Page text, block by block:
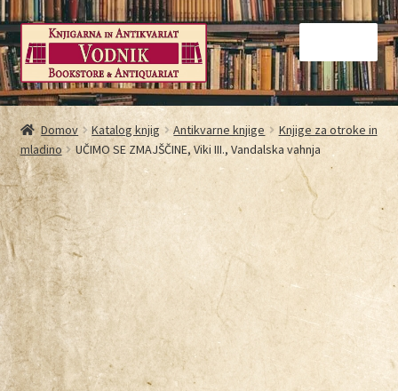
Domov
Galerija
Kontakt
Košarica
Moj račun
Način nakupovanja
Domov Katalog knjig Antikvarne knjige
Knjige za otroke in
mladino
UČIMO SE ZMAJŠČINE, Viki III., Vandalska vahnja